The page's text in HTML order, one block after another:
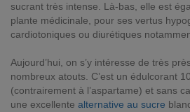
sucrant très intense. Là-bas, elle est
plante médicinale, pour ses vertus
cardiotoniques ou diurétiques
Aujourd’hui, on s’y intéresse de très
nombreux atouts. C’est un édulcorant
(contrairement à l’aspartame) et sans
une excellente alternative au sucre